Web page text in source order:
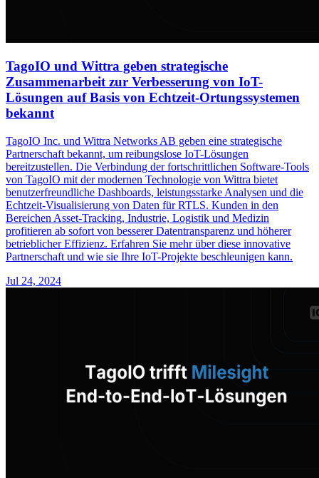
TagoIO und Wittra geben strategische
Zusammenarbeit zur Verbesserung von IoT-
Lösungen auf Basis von Echtzeit-Ortungssystemen
bekannt
TagoIO Inc. und Wittra Networks AB geben eine strategische
Partnerschaft bekannt, um reibungslose IoT-Lösungen
bereitzustellen. Die Verbindung der fortschrittlichen Software-Tools
von TagoIO mit der modernen Technologie von Wittra bietet
benutzerfreundliche Dashboards, leistungsstarke Analysen und die
Echtzeit-Visualisierung von Daten für RTLS. Kunden in den
Bereichen Asset-Tracking, Industrie, Logistik und Medizin
profitieren ab sofort von besserer Datentransparenz und höherer
betrieblicher Effizienz. Erfahren Sie mehr über diese innovative
Partnerschaft und wie sie Ihre IoT-Projekte beschleunigen kann.
Jul 24, 2024